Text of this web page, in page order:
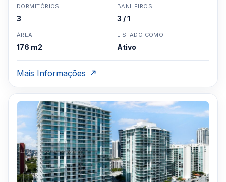
DORMITÓRIOS
3
BANHEIROS
3 / 1
ÁREA
176 m2
LISTADO COMO
Ativo
Mais Informações